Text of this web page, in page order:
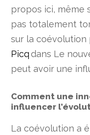
propos ici, même
pas totalement
sur la
Picqdans Le
peut avoir une
Comment une
influencer
La coévolution a